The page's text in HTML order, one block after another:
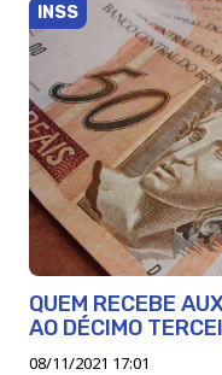
INSS
QUEM RECEBE
AO DÉCIMO
08/11/2021 17:01